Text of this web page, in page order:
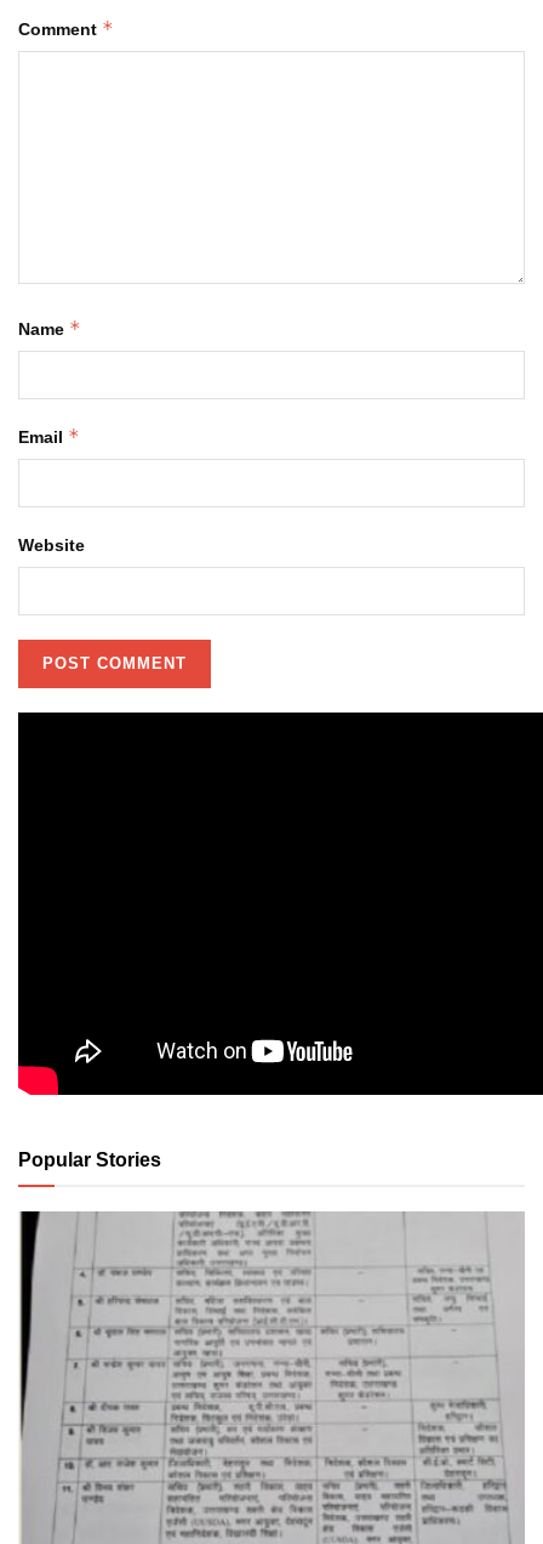
Comment *
Name *
Email *
Website
Popular Stories